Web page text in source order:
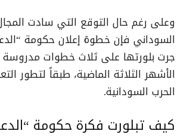
وعلى رغم حال التوقع التي سادت
السوداني فإن خطوة إعلان حكومة
جرت بلورتها على ثلاث خطوات مدروسة
الأشهر الثلاثة الماضية، طبقاً لتطور
الحرب السودانية.
كيف تبلورت فكرة حكومة